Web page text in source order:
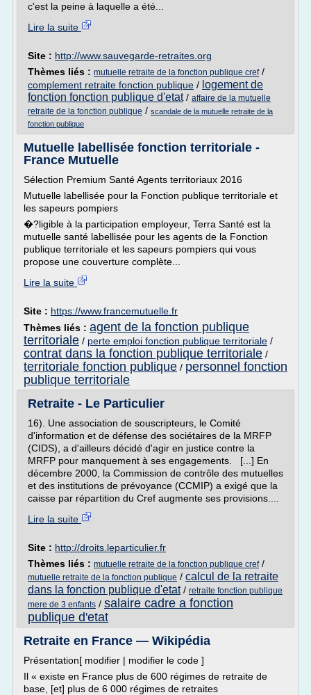
c'est la peine à laquelle a été...
Lire la suite
Site : http://www.sauvegarde-retraites.org
Thèmes liés : mutuelle retraite de la fonction publique cref/
complement retraite fonction publique / logement de
fonction fonction publique d'etat/ affaire de la mutuelle
retraite de la fonction publique / scandale de la mutuelle retraite de la
fonction publique
Mutuelle labellisée fonction territoriale -
France Mutuelle
Sélection Premium Santé Agents territoriaux 2016
Mutuelle labellisée pour la Fonction publique territoriale et
les sapeurs pompiers
�?ligible à la participation employeur, Terra Santé est la
mutuelle santé labellisée pour les agents de la Fonction
publique territoriale et les sapeurs pompiers qui vous
propose une couverture complète...
Lire la suite
Site : https://www.francemutuelle.fr
Thèmes liés : agent de la fonction publique
territoriale / perte emploi fonction publique territoriale /
contrat dans la fonction publique territoriale /
territoriale fonction publique / personnel fonction
publique territoriale
Retraite - Le Particulier
16). Une association de souscripteurs, le Comité
d'information et de défense des sociétaires de la MRFP
(CIDS), a d'ailleurs décidé d'agir en justice contre la
MRFP pour manquement à ses engagements. [...] En
décembre 2000, la Commission de contrôle des mutuelles
et des institutions de prévoyance (CCMIP) a exigé que la
caisse par répartition du Cref augmente ses provisions....
Lire la suite
Site : http://droits.leparticulier.fr
Thèmes liés : mutuelle retraite de la fonction publique cref/
mutuelle retraite de la fonction publique / calcul de la retraite
dans la fonction publique d'etat/ retraite fonction publique
mere de 3 enfants / salaire cadre a fonction
publique d'etat
Retraite en France — Wikipédia
Présentation[ modifier | modifier le code ]
Il « existe en France plus de 600 régimes de retraite de
base, [et] plus de 6 000 régimes de retraites